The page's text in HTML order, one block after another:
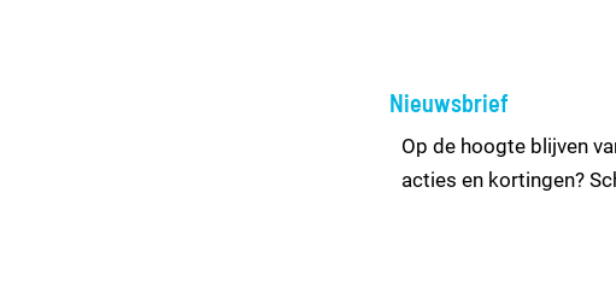
Nieuwsbrief
Op de hoogte blijven
acties en kortingen?